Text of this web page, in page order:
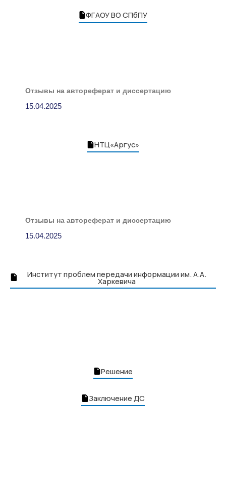
ФГАОУ ВО СПбПУ
Отзывы на автореферат и диссертацию
15.04.2025
НТЦ«Аргус»
Отзывы на автореферат и диссертацию
15.04.2025
Институт проблем передачи информации им. А.А.
Харкевича
Решение
Заключение ДС